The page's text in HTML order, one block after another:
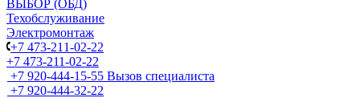
ВЫБОР (ОБД)
Техобслуживание
Электромонтаж
+7 473-211-02-22
+7 473-211-02-22
+7 920-444-15-55 Вызов специалиста
+7 920-444-32-22